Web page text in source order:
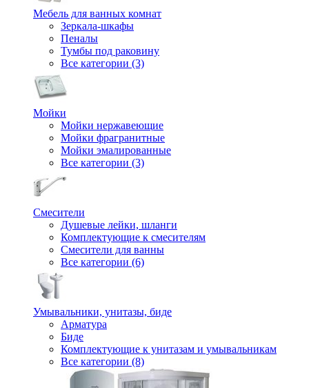
Мебель для ванных комнат
Зеркала-шкафы
Пеналы
Тумбы под раковину
Все категории (3)
Мойки
Мойки нержавеющие
Мойки фрагранитные
Мойки эмалированные
Все категории (3)
Смесители
Душевые лейки, шланги
Комплектующие к смесителям
Смесители для ванны
Все категории (6)
Умывальники, унитазы, биде
Арматура
Биде
Комплектующие к унитазам и умывальникам
Все категории (8)